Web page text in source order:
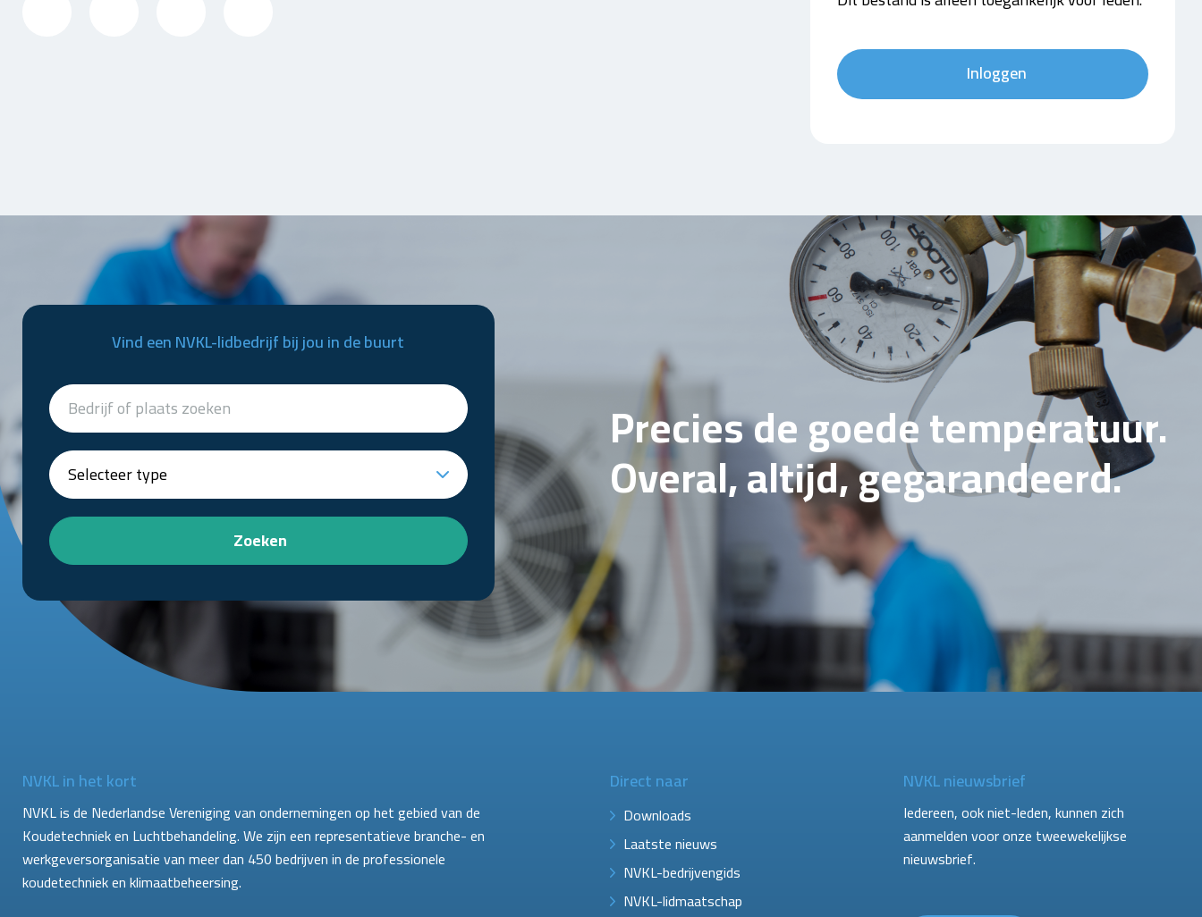
Inloggen
Vind een NVKL-lidbedrijf bij jou in de buurt
Zoeken
Precies de goede temperatuur.
Overal, altijd, gegarandeerd.
NVKL in het kort
NVKL is de Nederlandse Vereniging van ondernemingen op het gebied van de
Koudetechniek en Luchtbehandeling. We zijn een representatieve branche- en
werkgeversorganisatie van meer dan 450 bedrijven in de professionele
koudetechniek en klimaatbeheersing.
Direct naar
Downloads
Laatste nieuws
NVKL-bedrijvengids
NVKL-lidmaatschap
NVKL nieuwsbrief
Iedereen, ook niet-leden, kunnen zich
aanmelden voor onze tweewekelijkse
nieuwsbrief.